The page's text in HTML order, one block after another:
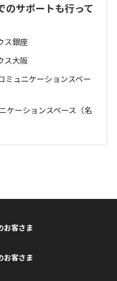
のサポートも行って
ス銀座
ス大阪
ミュニケーションスペー
ケーションスペース（名
お客さま
お客さま